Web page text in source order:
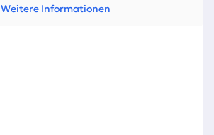
Weitere Informationen